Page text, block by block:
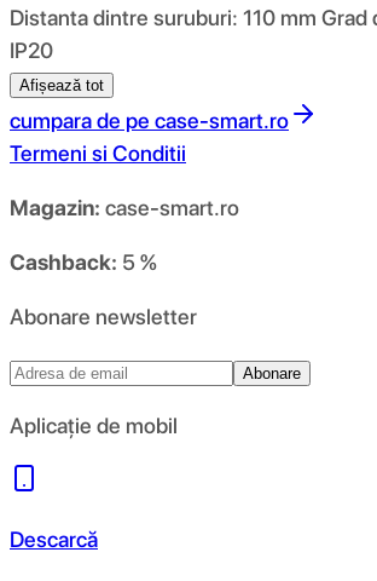
Distanta dintre suruburi: 110 mm Grad
IP20
Afișează tot
cumpara de pe case-smart.ro
Termeni si Conditii
Magazin: case-smart.ro
Cashback: 5 %
Abonare newsletter
Abonare
Aplicație de mobil
Descarcă